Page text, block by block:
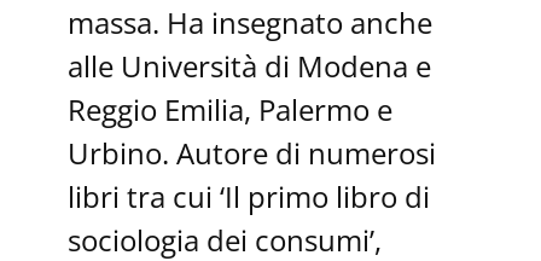
massa. Ha insegnato anche
alle Università di Modena e
Reggio Emilia, Palermo e
Urbino. Autore di numerosi
libri tra cui ‘Il primo libro di
sociologia dei consumi’,